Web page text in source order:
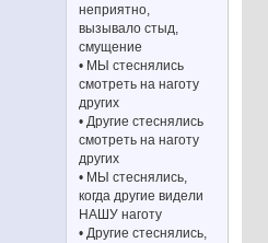
неприятно,
вызывало стыд,
смущение
• МЫ стеснялись
смотреть на наготу
других
• Другие стеснялись
смотреть на наготу
других
• МЫ стеснялись,
когда другие видели
НАШУ наготу
• Другие стеснялись,